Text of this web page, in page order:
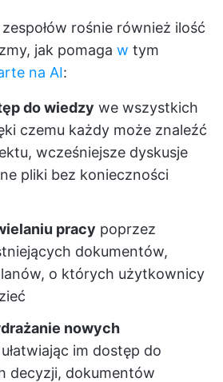
rośnie również ilość
jak pomaga w tym
na AI:
do wiedzy we wszystkich
czemu każdy może znaleźć
wcześniejsze dyskusje
pliki bez konieczności
pracy poprzez
dokumentów,
o których użytkownicy
nowych
ułatwiając im dostęp do
decyzji, dokumentów